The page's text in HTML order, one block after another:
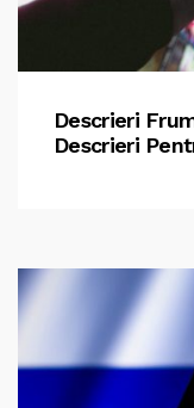
Descrieri
Descrieri